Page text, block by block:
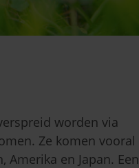
worden via
Ze komen vooral
en Japan. Een